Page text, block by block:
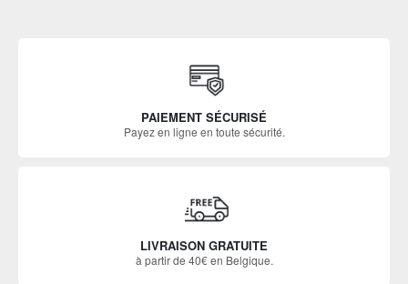
PAIEMENT SÉCURISÉ
Payez en ligne en toute sécurité.
LIVRAISON GRATUITE
à partir de 40€ en Belgique.